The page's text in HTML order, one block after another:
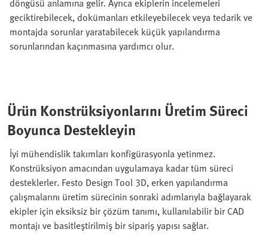
geciktirebilecek, dokümanları etkileyebilecek veya tedarik ve
montajda sorunlar yaratabilecek küçük yapılandırma
sorunlarından kaçınmasına yardımcı olur.
Ürün Konstrüksiyonlarını Üretim Süreci
Boyunca Destekleyin
İyi mühendislik takımları konfigürasyonla yetinmez.
Konstrüksiyon amacından uygulamaya kadar tüm süreci
desteklerler. Festo Design Tool 3D, erken yapılandırma
çalışmalarını üretim sürecinin sonraki adımlarıyla bağlayarak
ekipler için eksiksiz bir çözüm tanımı, kullanılabilir bir CAD
montajı ve basitleştirilmiş bir sipariş yapısı sağlar.